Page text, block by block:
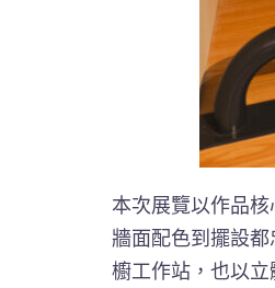
本次展覽以作品
牆面配色到擺設
櫥工作站，也以立